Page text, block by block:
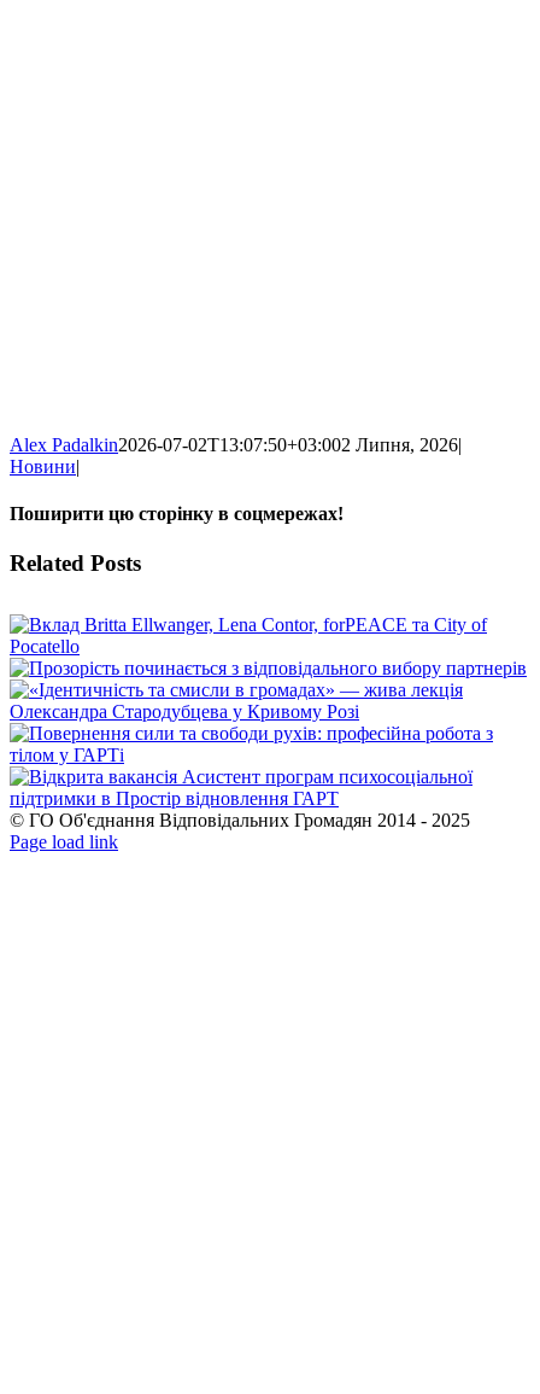
Alex Padalkin2026-07-02T13:07:50+03:002 Липня, 2026|
Новини|
Поширити цю сторінку в соцмережах!
Facebook
X
WhatsApp
Telegram
Related Posts
© ГО Об'єднання Відповідальних Громадян 2014 - 2025
Facebook
YouTube
Page load link